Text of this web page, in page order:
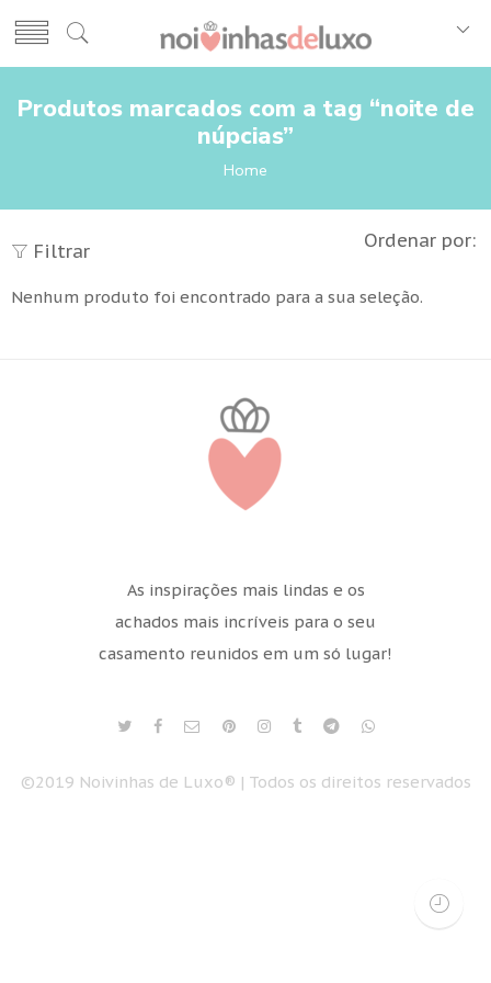
Produtos marcados com a tag “noite de
núpcias”
Home
Filtrar Ordenar por:
Nenhum produto foi encontrado para a sua seleção.
As inspirações mais lindas e os
achados mais incríveis para o seu
casamento reunidos em um só lugar!
©2019 Noivinhas de Luxo® | Todos os direitos reservados